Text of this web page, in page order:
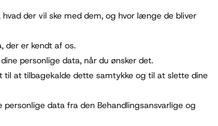
der vil ske med dem, og hvor længe de bliver
der er kendt af os.
personlige data, når du ønsker det.
til at tilbagekalde dette samtykke og til at slette dine
data fra den Behandlingsansvarlige og